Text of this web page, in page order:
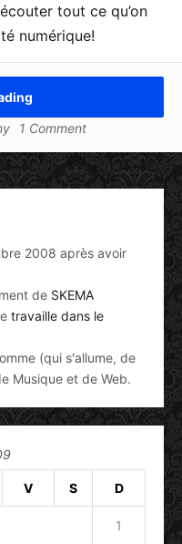
tout ce qu’on
numérique!
1 Comment
2008 après avoir
de SKEMA
travaille dans le
(qui s'allume, de
Musique et de Web.
V S D
1